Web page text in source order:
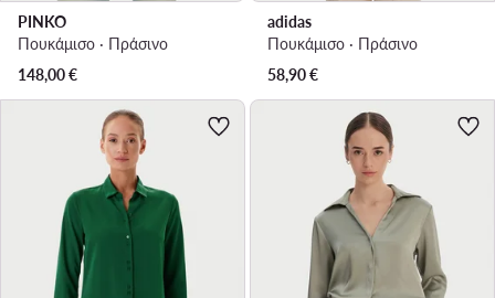
PINKO
Πουκάμισο · Πράσινο
148,00€
adidas
Πουκάμισο · Πράσινο
58,90€